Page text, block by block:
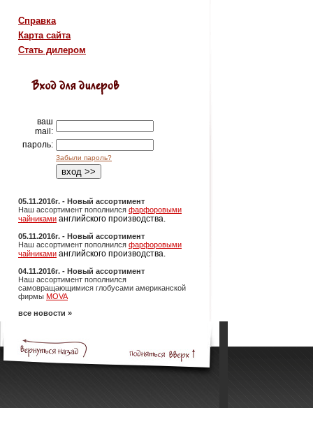
Справка
Карта сайта
Стать дилером
ваш
mail:
пароль:
Забыли пароль?
05.11.2016г. - Новый ассортимент
Наш ассортимент пополнился фарфоровыми
чайниками английского производства.
05.11.2016г. - Новый ассортимент
Наш ассортимент пополнился фарфоровыми
чайниками английского производства.
04.11.2016г. - Новый ассортимент
Наш ассортимент пополнился
самовращающимися глобусами американской
фирмы MOVA
все новости »